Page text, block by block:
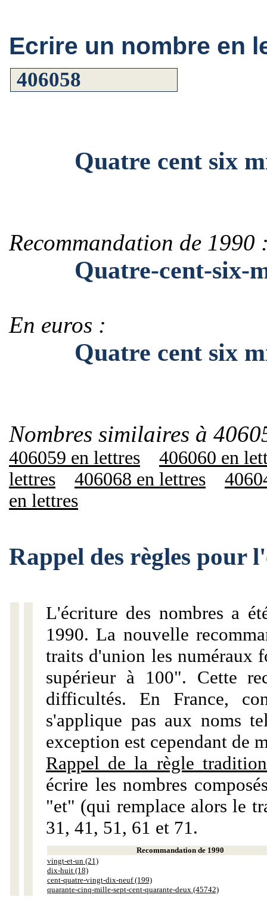
Ecrire un nombre en
Quatre cent six
Recommandation de 1990
Quatre-cent-six-
En euros :
Quatre cent six
Nombres similaires à
406059 en lettres
406060 en
lettres
406068 en lettres
en lettres
Rappel des règles pour
L'écriture des nombres a
1990. La nouvelle
traits d'union les numéraux
supérieur à 100". Cette
difficultés. En France,
s'applique pas aux noms
exception est cependant de
Rappel de la règle
écrire les nombres
"et" (qui remplace alors le
31, 41, 51, 61 et 71.
Recommandation de 1990
vingt-et-un (21)
dix-huit (18)
cent-quatre-vingt-dix-neuf (199)
quarante-cinq-mille-sept-cent-quarante-deux (45742)